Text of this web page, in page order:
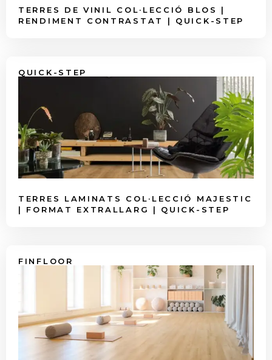
TERRES DE VINIL COL·LECCIÓ BLOS |
RENDIMENT CONTRASTAT | QUICK-STEP
QUICK-STEP
TERRES LAMINATS COL·LECCIÓ MAJESTIC
| FORMAT EXTRALLARG | QUICK-STEP
FINFLOOR